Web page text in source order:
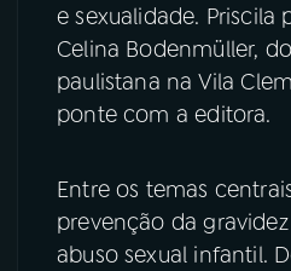
e sexualidade. Priscila
Celina Bodenmüller,
paulistana na Vila
ponte com a editora.
Entre os temas
prevenção da
abuso sexual infantil.